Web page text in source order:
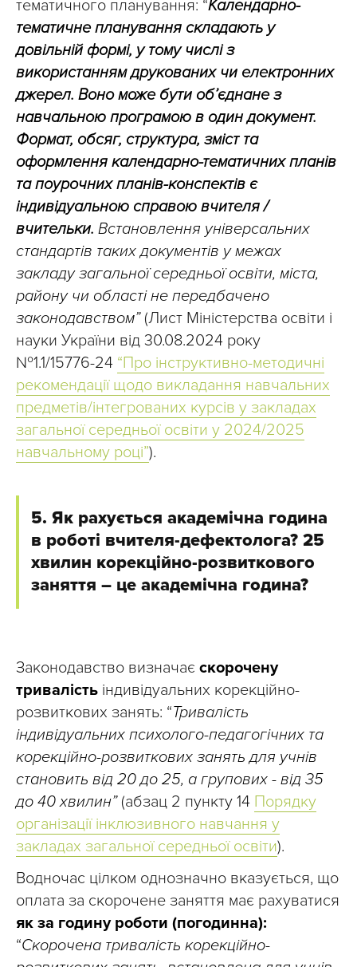
тематичного планування: “Календарно-
тематичне планування складають у
довільній формі, у тому числі з
використанням друкованих чи електронних
джерел. Воно може бути об’єднане з
навчальною програмою в один документ.
Формат, обсяг, структура, зміст та
оформлення календарно-тематичних планів
та поурочних планів-конспектів є
індивідуальною справою вчителя /
вчительки. Встановлення універсальних
стандартів таких документів у межах
закладу загальної середньої освіти, міста,
району чи області не передбачено
законодавством”(Лист Міністерства освіти і
науки України від 30.08.2024 року
№1.1/15776-24 “Про інструктивно-методичні
рекомендації щодо викладання навчальних
предметів/інтегрованих курсів у закладах
загальної середньої освіти у 2024/2025
навчальному році”).
5. Як рахується академічна година
в роботі вчителя-дефектолога? 25
хвилин корекційно-розвиткового
заняття – це академічна година?
Законодавство визначає скорочену
тривалість індивідуальних корекційно-
розвиткових занять: “Тривалість
індивідуальних психолого-педагогічних та
корекційно-розвиткових занять для учнів
становить від 20 до 25, а групових - від 35
до 40 хвилин”(абзац 2 пункту 14 Порядку
організації інклюзивного навчання у
закладах загальної середньої освіти).
Водночас цілком однозначно вказується, що
оплата за скорочене заняття має рахуватися
як за годину роботи (погодинна):
“Скорочена тривалість корекційно-